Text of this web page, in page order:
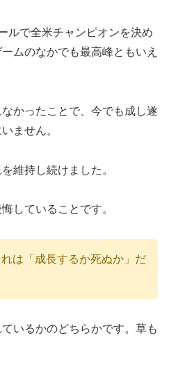
ルで全米チャンピオンを決め
ムのなかでも最高峰ともいえ
かったことで、今でも成し遂
ません。
維持し続けました。
していることです。
は「成長するか死ぬか」だ
いるかのどちらかです。草も